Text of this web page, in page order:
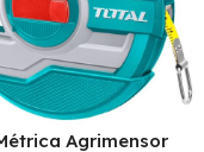
Agrimensor